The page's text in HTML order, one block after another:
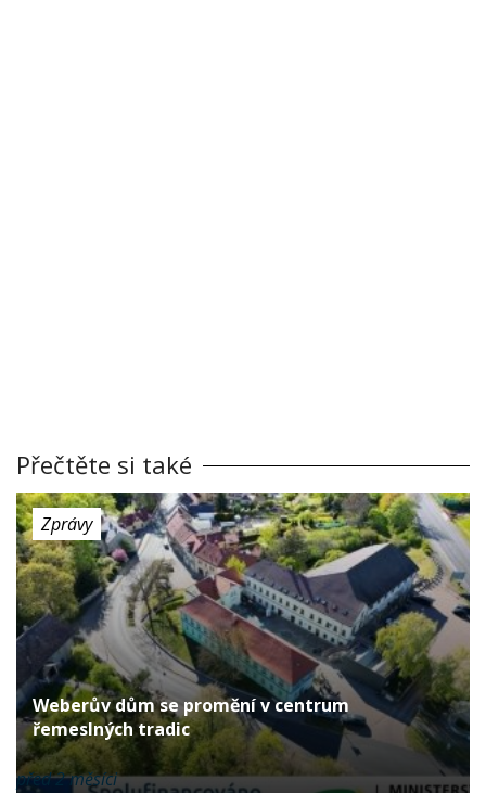
Přečtěte si také
Zprávy
Weberův dům se promění v centrum
řemeslných tradic
před 2 měsíci